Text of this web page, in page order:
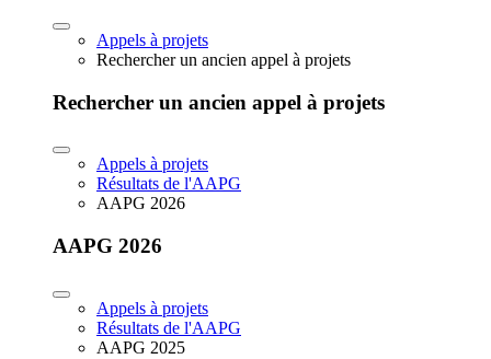
Appels à projets
Rechercher un ancien appel à projets
Rechercher un ancien appel à projets
Appels à projets
Résultats de l'AAPG
AAPG 2026
AAPG 2026
Appels à projets
Résultats de l'AAPG
AAPG 2025